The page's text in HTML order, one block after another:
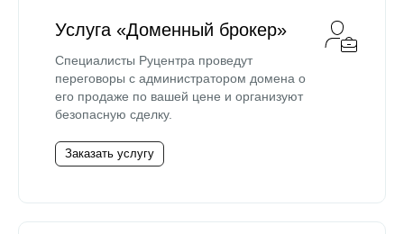
Услуга «Доменный брокер»
Специалисты Руцентра проведут
переговоры с администратором домена о
его продаже по вашей цене и организуют
безопасную сделку.
Заказать услугу